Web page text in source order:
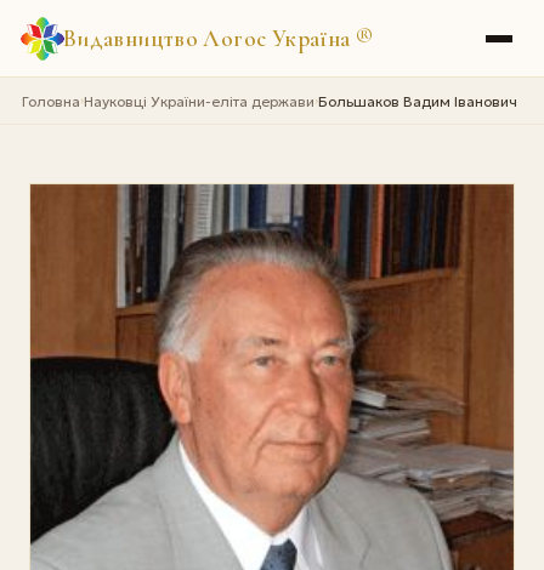
Видавництво Логос Україна ®
Головна›Науковці України-еліта держави›Большаков Вадим Iванович